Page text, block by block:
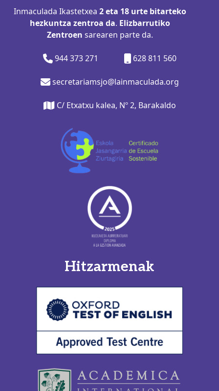
Inmaculada Ikastetxea 2 eta 18 urte bitarteko
hezkuntza zentroa da. Elizbarrutiko
Zentroen sarearen parte da.
944 373 271 628 811 560
secretariamsjo@lainmaculada.org
C/ Etxatxu kalea, Nº 2, Barakaldo
Hitzarmenak